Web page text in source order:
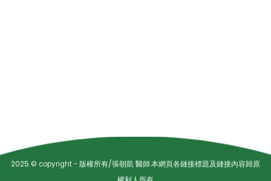
2025 © copyright- 版權所有/張朝凱 醫師.本網頁各鏈接標題及鏈接內容歸原